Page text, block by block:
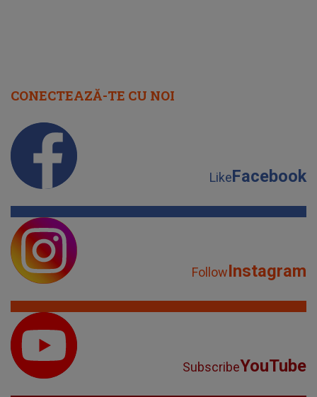
CONECTEAZĂ-TE CU NOI
LikeFacebook
FollowInstagram
SubscribeYouTube